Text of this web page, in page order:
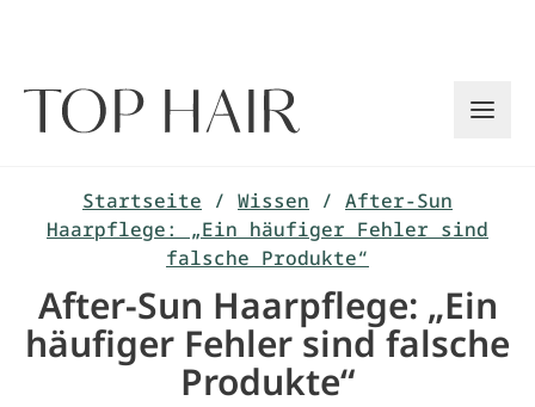
Startseite / Wissen / After-Sun
Haarpflege: „Ein häufiger Fehler sind
falsche Produkte“
After-Sun Haarpflege: „Ein
häufiger Fehler sind falsche
Produkte“